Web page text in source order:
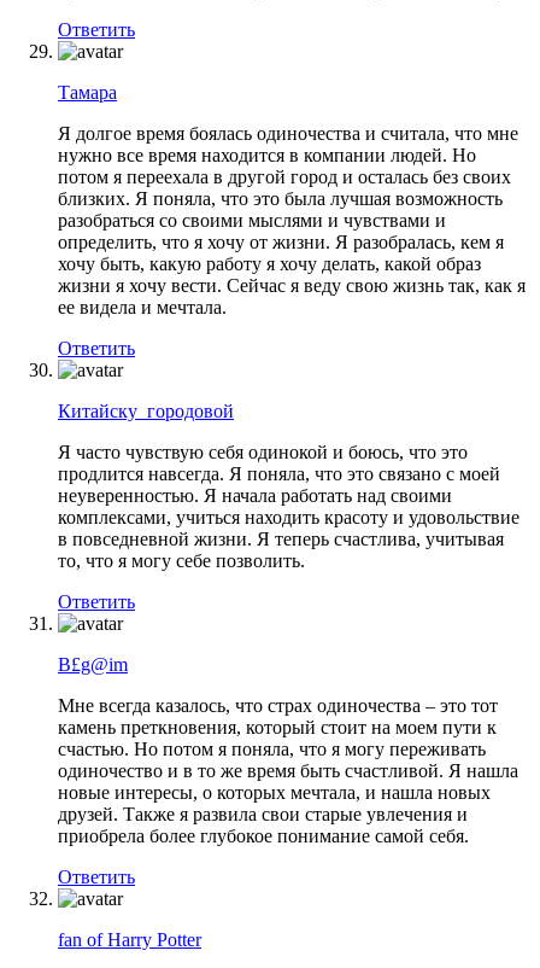
Ответить
Тамара
Я долгое время боялась одиночества и считала, что мне
нужно все время находится в компании людей. Но
потом я переехала в другой город и осталась без своих
близких. Я поняла, что это была лучшая возможность
разобраться со своими мыслями и чувствами и
определить, что я хочу от жизни. Я разобралась, кем я
хочу быть, какую работу я хочу делать, какой образ
жизни я хочу вести. Сейчас я веду свою жизнь так, как я
ее видела и мечтала.
Ответить
Китайску_городовой
Я часто чувствую себя одинокой и боюсь, что это
продлится навсегда. Я поняла, что это связано с моей
неуверенностью. Я начала работать над своими
комплексами, учиться находить красоту и удовольствие
в повседневной жизни. Я теперь счастлива, учитывая
то, что я могу себе позволить.
Ответить
B£g@im
Мне всегда казалось, что страх одиночества – это тот
камень преткновения, который стоит на моем пути к
счастью. Но потом я поняла, что я могу переживать
одиночество и в то же время быть счастливой. Я нашла
новые интересы, о которых мечтала, и нашла новых
друзей. Также я развила свои старые увлечения и
приобрела более глубокое понимание самой себя.
Ответить
fan of Harry Potter